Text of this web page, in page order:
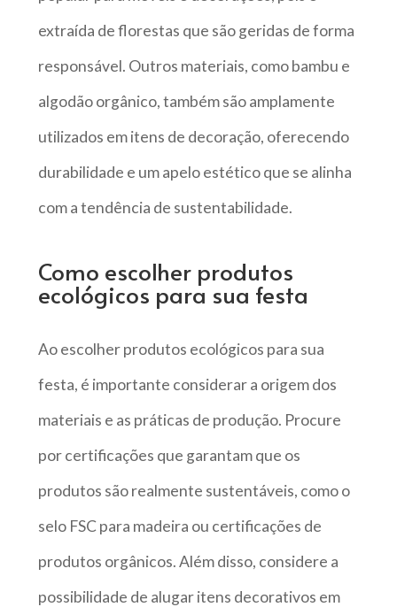
extraída de florestas que são geridas de forma
responsável. Outros materiais, como bambu e
algodão orgânico, também são amplamente
utilizados em itens de decoração, oferecendo
durabilidade e um apelo estético que se alinha
com a tendência de sustentabilidade.
Como escolher produtos
ecológicos para sua festa
Ao escolher produtos ecológicos para sua
festa, é importante considerar a origem dos
materiais e as práticas de produção. Procure
por certificações que garantam que os
produtos são realmente sustentáveis, como o
selo FSC para madeira ou certificações de
produtos orgânicos. Além disso, considere a
possibilidade de alugar itens decorativos em